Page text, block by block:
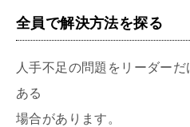
全員で解決方法を探る
人手不足の問題をリーダー
ある
場合があります。